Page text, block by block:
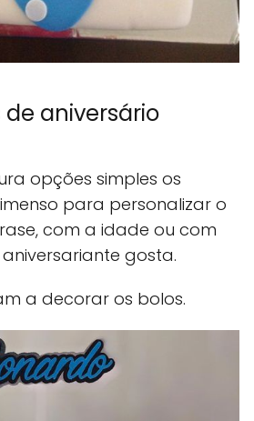
aniversário
opções simples os
para personalizar o
com a idade ou com
gosta.
a decorar os bolos.